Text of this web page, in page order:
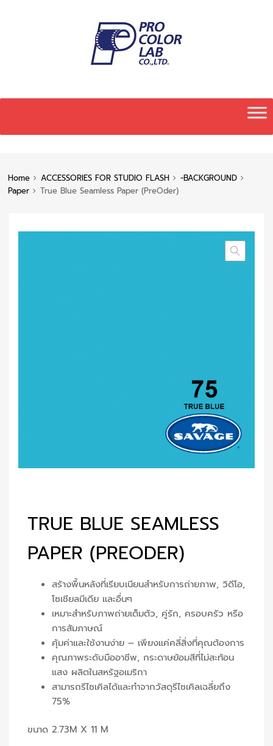
content
Home ACCESSORIES FOR STUDIO FLASH
-BACKGROUND
Paper
True Blue Seamless Paper (PreOder)
TRUE BLUE SEAMLESS
PAPER (PREODER)
สร้างพื้นหลังที่เรียบเนียนสำหรับการถ่ายภาพ, วิดีโอ,
โซเชียลมีเดีย และอื่นๆ
เหมาะสำหรับภาพถ่ายเต็มตัว, คู่รัก, ครอบครัว หรือ
การสัมภาษณ์
คุ้มค่าและใช้งานง่าย – เพียงแค่คลี่สิ่งที่คุณต้องการ
คุณภาพระดับมืออาชีพ, กระดาษย้อมสีที่ไม่สะท้อน
แสง ผลิตในสหรัฐอเมริกา
สามารถรีไซเคิลได้และทำจากวัสดุรีไซเคิลเฉลี่ยถึง
75%
ขนาด 2.73M X 11 M